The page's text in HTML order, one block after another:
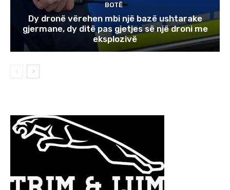
BOTË
Dy dronë vërehen mbi një bazë ushtarake
gjermane, dy ditë pas gjetjes së një droni me
eksplozivë